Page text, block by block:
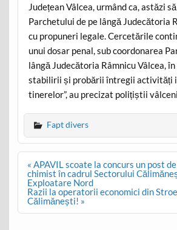
Județean Vâlcea, urmând ca, astăzi
Parchetului de pe lângă Judecătoria
cu propuneri legale. Cercetările
unui dosar penal, sub coordonarea
lângă Judecătoria Râmnicu Vâlcea,
stabilirii și probării întregii activități
tinerelor”, au precizat polițiștii
Fapt divers
Post
navigation
« APAVIL scoate la concurs un post
chimist în cadrul Sectorului
Exploatare Nord
Razii la operatorii economici din
Călimănești! »